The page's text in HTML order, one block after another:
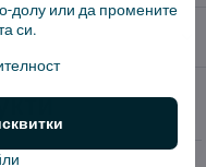
долу или да промените
си.